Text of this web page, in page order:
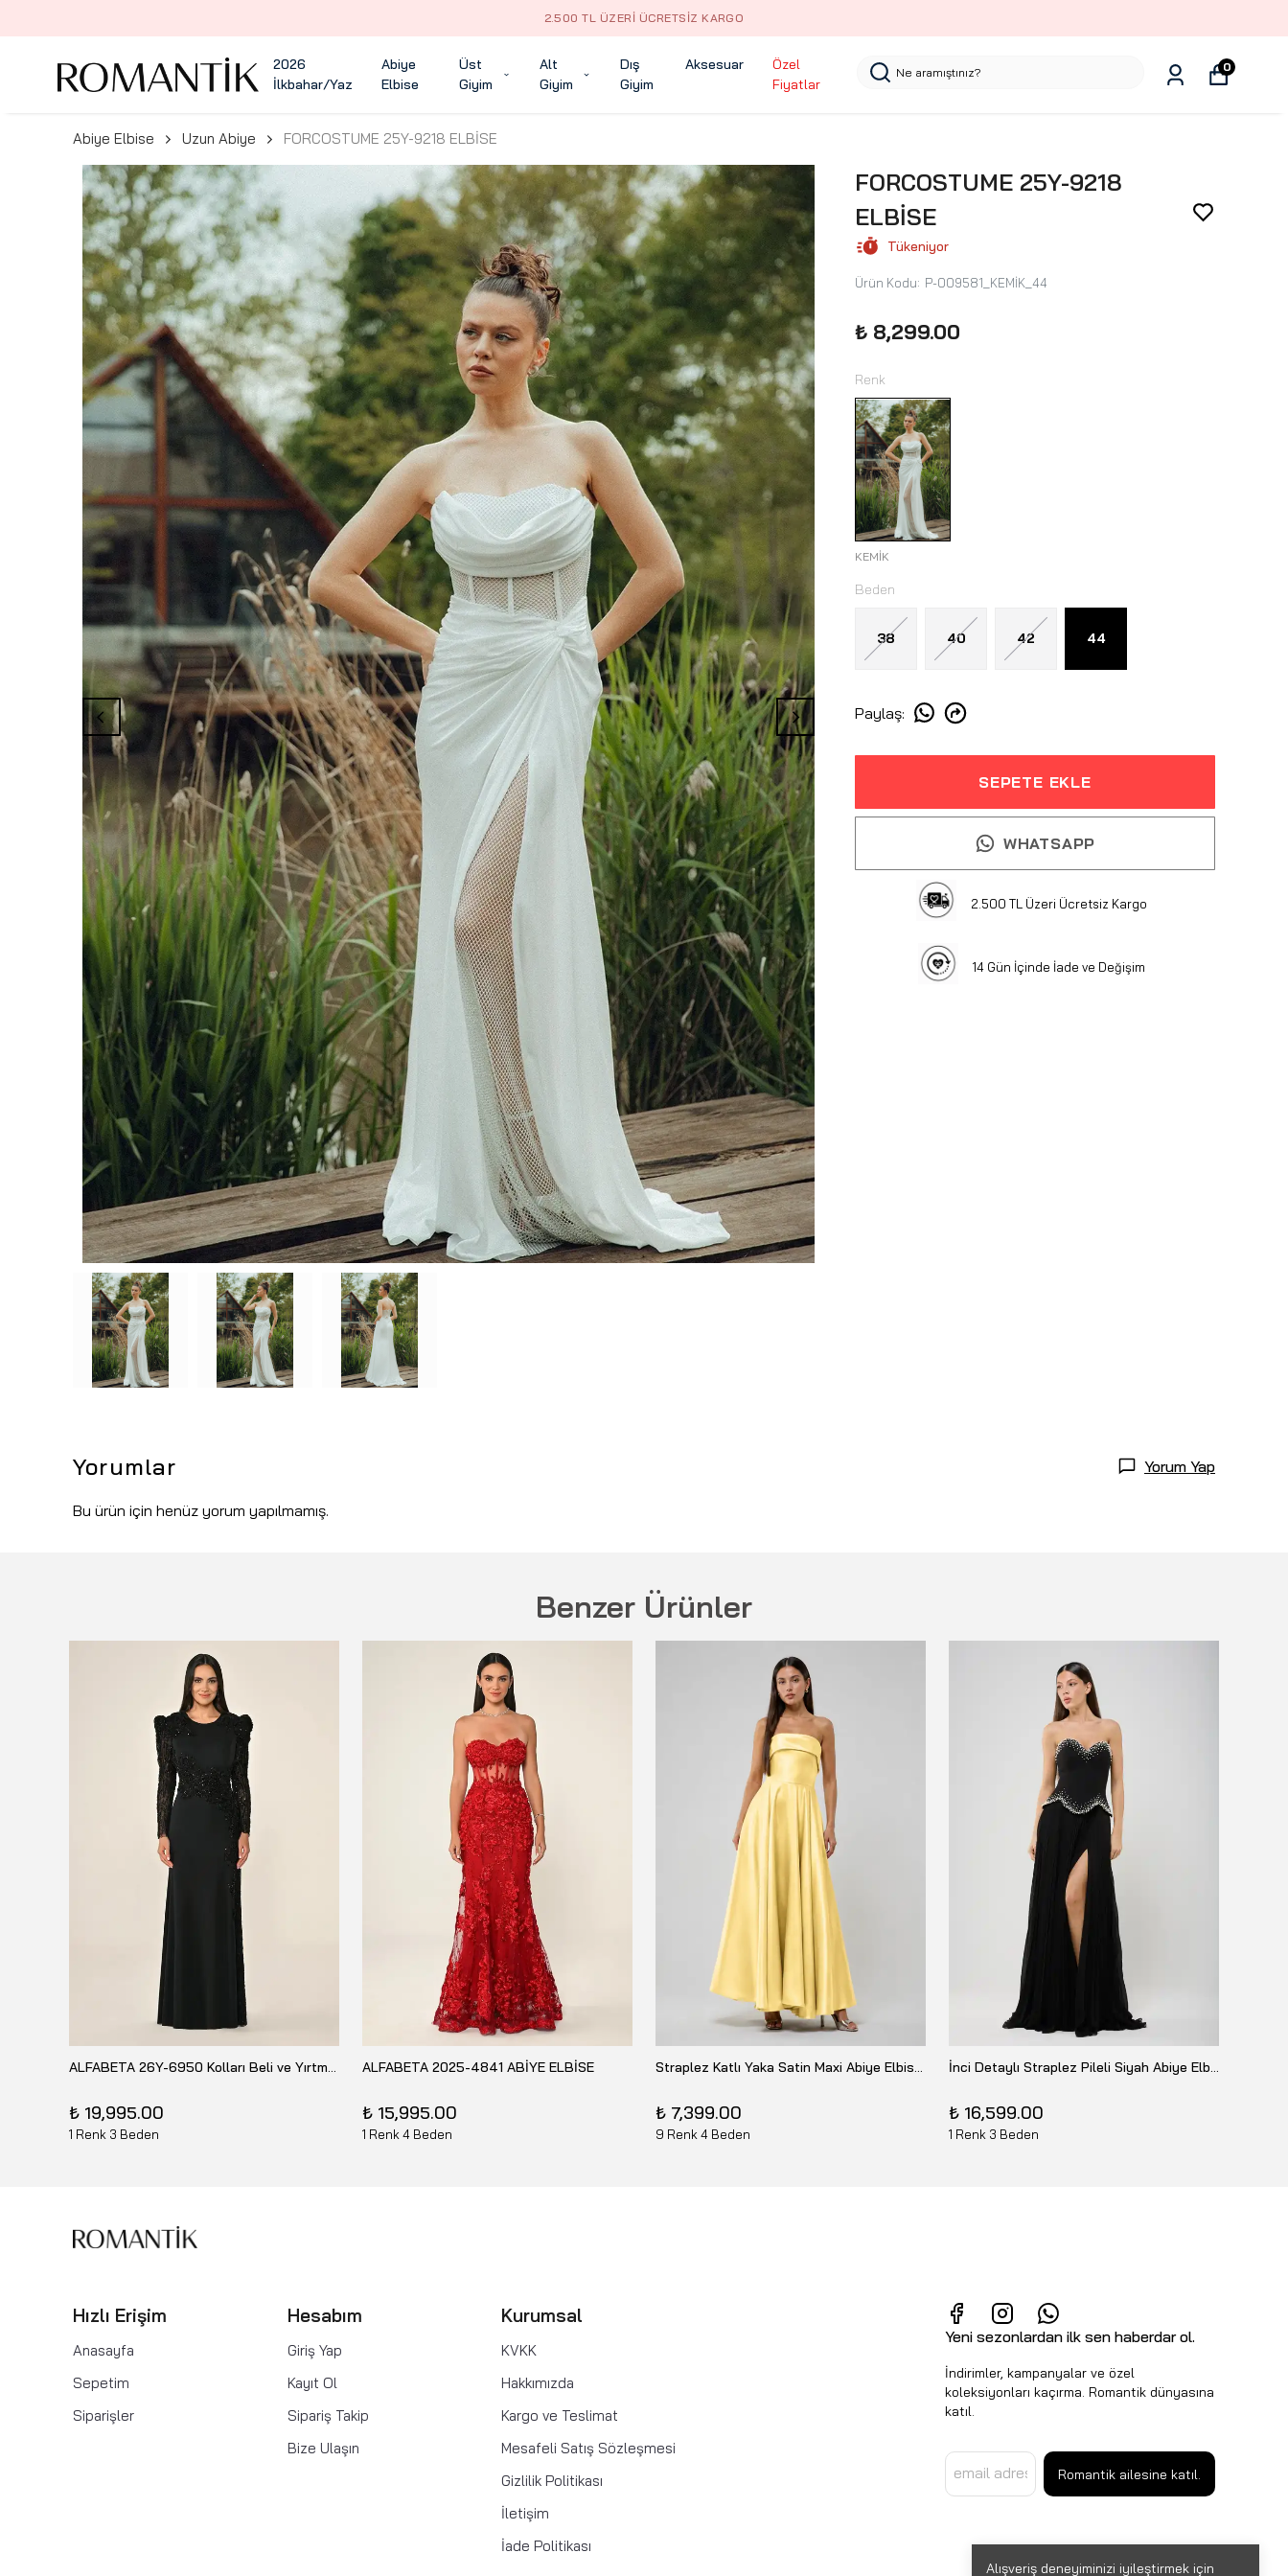
2.500 TL ÜZERI ÜCRETSIZ KARGO
2026
İlkbahar/Yaz
Abiye
Elbise
Üst
Giyim
Alt
Giyim
Dış
Giyim
Aksesuar
Özel
Fiyatlar
0
Alışveriş deneyiminizi iyileştirmek için
Abiye Elbise Uzun Abiye FORCOSTUME 25Y-9218 ELBİSE
FORCOSTUME 25Y-9218
ELBİSE
Tükeniyor
Ürün Kodu: P-009581_KEMİK_44
₺ 8,299.00
Renk
KEMİK
Beden
38 40 42 44
Paylaş:
SEPETE EKLE
WHATSAPP
2.500 TL Üzeri Ücretsiz Kargo
14 Gün İçinde İade ve Değişim
Yorumlar Yorum Yap
Bu ürün için henüz yorum yapılmamış.
Benzer Ürünler
ALFABETA 26Y-6950 Kolları Beli ve Yırtmacı Payetli Uzun Elbise
₺ 19,995.00
1 Renk 3 Beden
ALFABETA 2025-4841 ABİYE ELBİSE
₺ 15,995.00
1 Renk 4 Beden
Straplez Katlı Yaka Satin Maxi Abiye Elbise 26Y-ELB-09-6068
₺ 7,399.00
9 Renk 4 Beden
İnci Detaylı Straplez Pileli Siyah Abiye Elbise 26Y-8540
₺ 16,599.00
1 Renk 3 Beden
Hızlı Erişim
Anasayfa
Sepetim
Siparişler
Hesabım
Giriş Yap
Kayıt Ol
Sipariş Takip
Bize Ulaşın
Kurumsal
KVKK
Hakkımızda
Kargo ve Teslimat
Mesafeli Satış Sözleşmesi
Gizlilik Politikası
İletişim
İade Politikası
Yeni sezonlardan ilk sen haberdar ol.
İndirimler, kampanyalar ve özel
koleksiyonları kaçırma. Romantik dünyasına
katıl.
Romantik ailesine katıl.